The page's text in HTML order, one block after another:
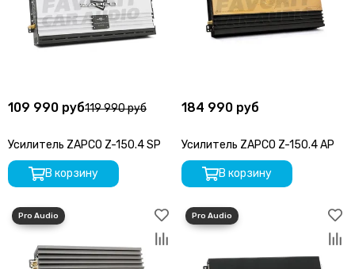
Centurion
CDT
DEGO
Dunobil
D/S/D
ESB Audio
EDGE
ESX
109 990 руб119 990 руб
Усилитель ZAPCO Z-150.4 SP
В корзину
184 990 руб
Усилитель ZAPCO Z-150.4 AP
В корзину